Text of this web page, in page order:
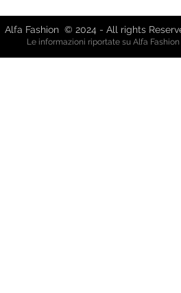
Alfa Fashion © 2024 - All rights
Le informazioni riportate su Alfa